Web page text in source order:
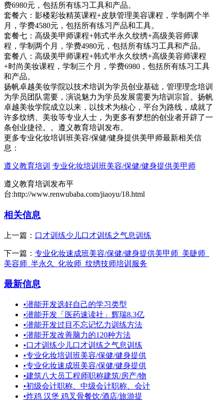
费6980元，包括所有练习工具和产品。
套餐六：影楼彩妆精英课程+皮肤管理美容课程，学制两个半
月，学费4580元，包括所有练习产品和工具。
套餐七：高级美甲师课程+韩式半永久纹绣+高级美容师课
程，学制两个月，学费4980元，包括所有练习工具和产品。
套餐八：高级美甲师课程+韩式半永久纹绣+高级美容师课程
+时尚美妆课程，学制三个月，学费6980，包括所有练习工具
和产品。
扬帆卓越美妆学院以技术培训为学员创业基础，管理理念培训
为学员团队需要，演说魅力为学员发展需要为培训宗旨。扬帆
卓越美妆学院成立以来，以技术为核心，平台为路线，成就了
许多纹绣、美妆等专业人士，为更多有梦想的创业者开辟了一
条创业捷径。。遵义教育培训发布。
更多专业化妆培训班美容/保健/健身提供美甲师最新相关信
息：
遵义教育培训 专业化妆培训班美容/保健/健身提供美甲师
遵义教育培训发布平
台:http://www.renwubaba.com/jiaoyu/18.html
相关信息
上一篇： 口才训练少儿口才训练之气息训练
下一篇： 专业化妆速成班美容/保健/健身提供美甲师_美睫师_
美容师_半永久_化妆师_纹绣技师培训服务
最新信息
•潜能开发选好自己的学习类型
•潜能开发「医药速读社」辉瑞8.3亿
•潜能开发过目不忘记忆力训练方法
•潜能开发改善脑力的120种方法
•口才训练少儿口才训练之气息训练
•专业化妆培训班美容/保健/健身提供
•专业化妆速成班美容/保健/健身提供
•建筑八大员工程师职称建筑/房产/物
•初级会计职称、中级会计职称、会计
•炸鸡 汉堡 鸡叉骨餐饮/酒店/旅游提